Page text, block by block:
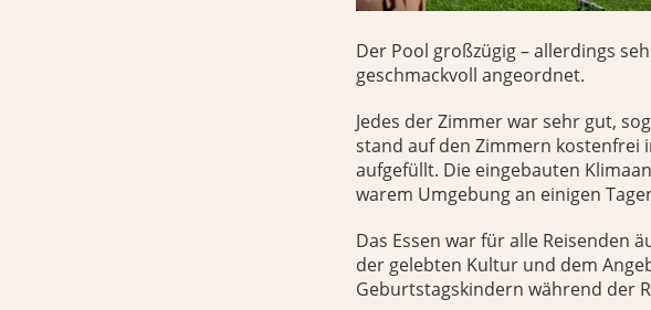
Der Pool großzügig – allerdings
geschmackvoll angeordnet.
Jedes der Zimmer war sehr gut,
stand auf den Zimmern kostenfrei
aufgefüllt. Die eingebauten
warem Umgebung an einigen
Das Essen war für alle Reisenden
der gelebten Kultur und dem
Geburtstagskindern während der